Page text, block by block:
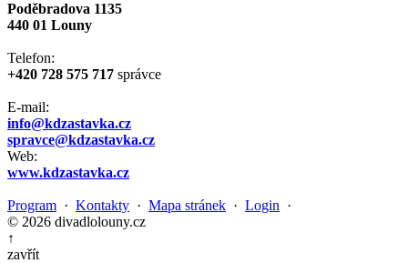
Poděbradova 1135
440 01 Louny
Telefon:
+420 728 575 717 správce
E-mail:
info@kdzastavka.cz
spravce@kdzastavka.cz
Web:
www.kdzastavka.cz
Program · Kontakty · Mapa stránek · Login ·
© 2026 divadlolouny.cz
↑
zavřít